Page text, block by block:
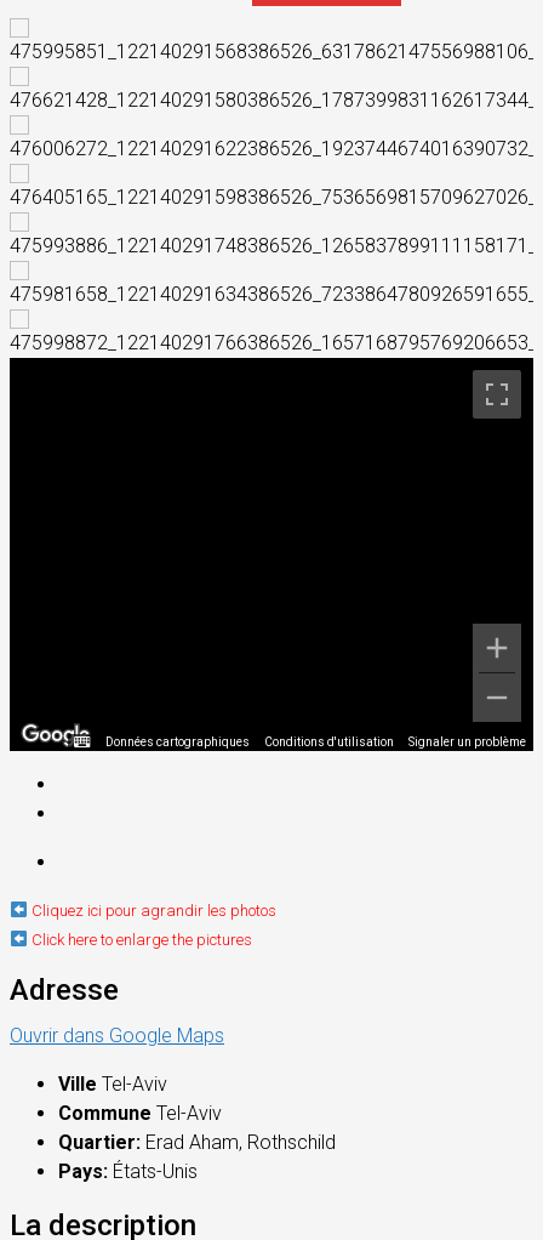
Données cartographiques Conditions d'utilisation Signaler un problème
Cliquez ici pour agrandir les photos
Click here to enlarge the pictures
Adresse
Ouvrir dans Google Maps
Ville Tel-Aviv
Commune Tel-Aviv
Quartier: Erad Aham, Rothschild
Pays: États-Unis
La description